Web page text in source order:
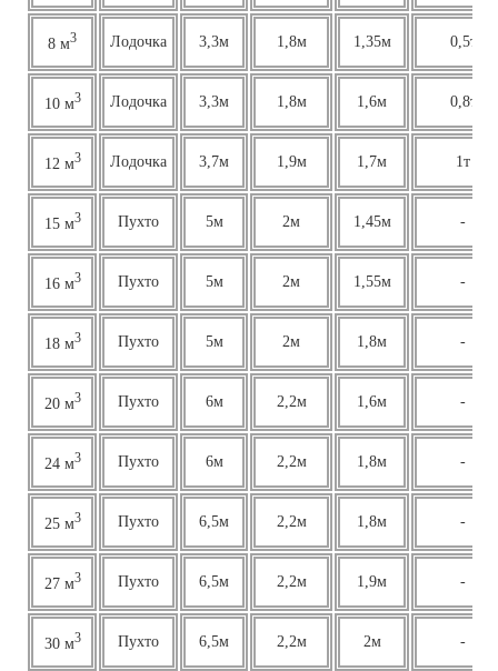
8 м3 Лодочка 3,3м 1,8м 1,35м 0,5т
10 м3 Лодочка 3,3м 1,8м 1,6м 0,8т
12 м3 Лодочка 3,7м 1,9м 1,7м 1т
15 м3 Пухто 5м 2м 1,45м -
16 м3 Пухто 5м 2м 1,55м -
18 м3 Пухто 5м 2м 1,8м -
20 м3 Пухто 6м 2,2м 1,6м -
24 м3 Пухто 6м 2,2м 1,8м -
25 м3 Пухто 6,5м 2,2м 1,8м -
27 м3 Пухто 6,5м 2,2м 1,9м -
30 м3 Пухто 6,5м 2,2м 2м -